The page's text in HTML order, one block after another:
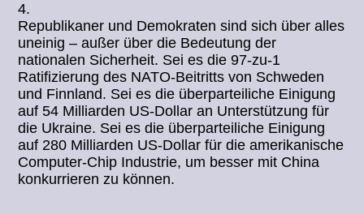
4.
Republikaner und Demokraten sind sich über alles
uneinig – außer über die Bedeutung der
nationalen Sicherheit. Sei es die 97-zu-1
Ratifizierung des NATO-Beitritts von Schweden
und Finnland. Sei es die überparteiliche Einigung
auf 54 Milliarden US-Dollar an Unterstützung für
die Ukraine. Sei es die überparteiliche Einigung
auf 280 Milliarden US-Dollar für die amerikanische
Computer-Chip Industrie, um besser mit China
konkurrieren zu können.